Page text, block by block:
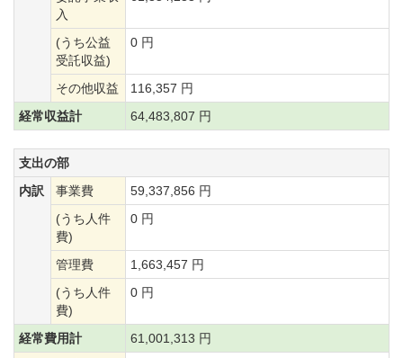
入
(うち公益
受託収益)
0 円
その他収益
116,357 円
経常収益計
64,483,807 円
支出の部
内訳
事業費
59,337,856 円
(うち人件
費)
0 円
管理費
1,663,457 円
(うち人件
費)
0 円
経常費用計
61,001,313 円